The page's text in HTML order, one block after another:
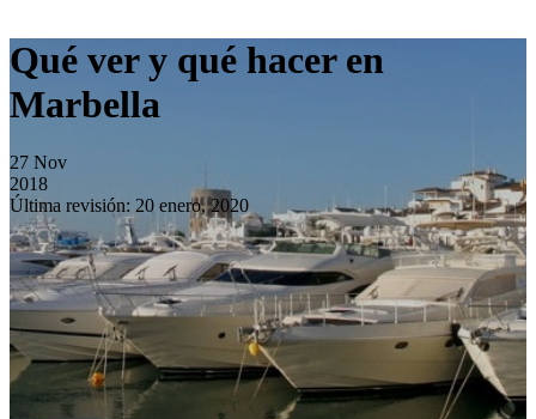
Qué ver y qué hacer en
Marbella
27 Nov
2018
Última revisión: 20 enero, 2020